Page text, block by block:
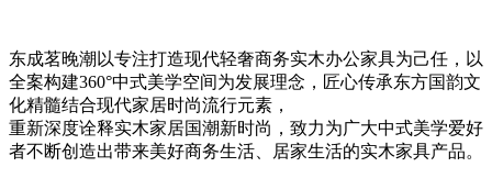
东成茗晚潮以专注打造现代轻奢商务实木办公家具为己任，以
全案构建360°中式美学空间为发展理念，匠心传承东方国韵文
化精髓结合现代家居时尚流行元素，
重新深度诠释实木家居国潮新时尚，致力为广大中式美学爱好
者不断创造出带来美好商务生活、居家生活的实木家具产品。